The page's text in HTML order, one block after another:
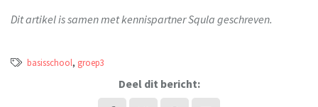
Dit artikel is samen met kennispartner Squla geschreven.
basisschool, groep3
Deel dit bericht: